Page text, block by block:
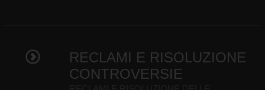
RECLAMI E RISOLUZIONE
CONTROVERSIE